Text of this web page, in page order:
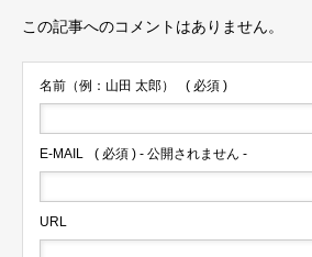
この記事へのコメントはありません。
名前（例：山田 太郎） ( 必須 )
E-MAIL ( 必須 ) - 公開されません -
URL